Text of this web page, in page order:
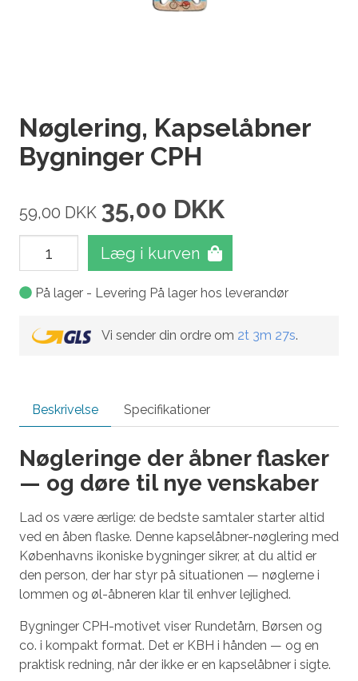
Nøglering, Kapselåbner
Bygninger CPH
59,00 DKK 35,00 DKK
Læg i kurven
På lager - Levering På lager hos leverandør
Vi sender din ordre om 2t 3m 27s.
Beskrivelse Specifikationer
Nøgleringe der åbner flasker
— og døre til nye venskaber
Lad os være ærlige: de bedste samtaler starter altid
ved en åben flaske. Denne kapselåbner-nøglering med
Københavns ikoniske bygninger sikrer, at du altid er
den person, der har styr på situationen — nøglerne i
lommen og øl-åbneren klar til enhver lejlighed.
Bygninger CPH-motivet viser Rundetårn, Børsen og
co. i kompakt format. Det er KBH i hånden — og en
praktisk redning, når der ikke er en kapselåbner i sigte.